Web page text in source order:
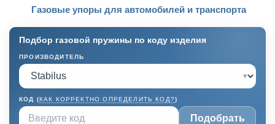
Газовые упоры для автомобилей и транспорта
Подбор газовой пружины по коду изделия
ПРОИЗВОДИТЕЛЬ
▾
КОД (КАК КОРРЕКТНО ОПРЕДЕЛИТЬ КОД?)
Подобрать